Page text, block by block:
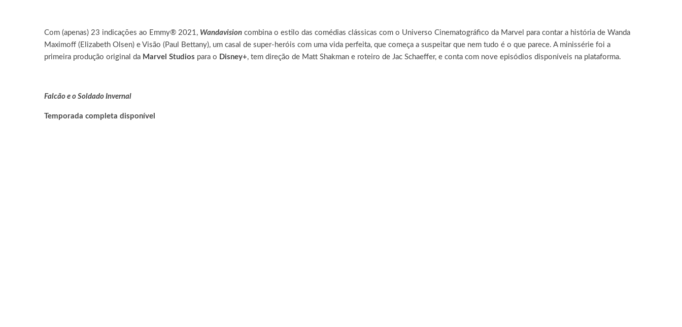
Com (apenas) 23 indicações ao Emmy® 2021, Wandavision combina o estilo das comédias clássicas com o Universo Cinematográfico da Marvel para contar a história de Wanda
Maximoff (Elizabeth Olsen) e Visão (Paul Bettany), um casal de super-heróis com uma vida perfeita, que começa a suspeitar que nem tudo é o que parece. A minissérie foi a
primeira produção original da Marvel Studios para o Disney+, tem direção de Matt Shakman e roteiro de Jac Schaeffer, e conta com nove episódios disponíveis na plataforma.
Falcão e o Soldado Invernal
Temporada completa disponível